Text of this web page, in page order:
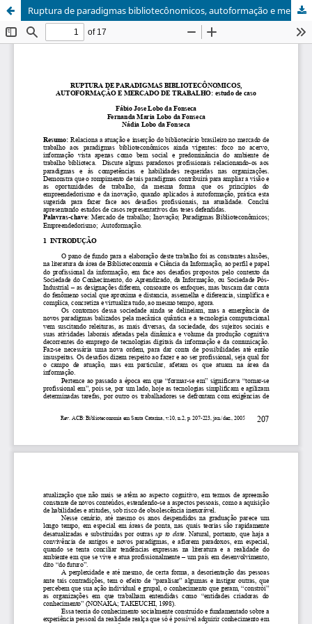
Ruptura de paradigmas bibliotecônomicos, autoformação e mercado de trabalho: estudo de caso <p><i> Rupture of librarianship’s paradigms, self-education and work market: study of cases p. 207-223